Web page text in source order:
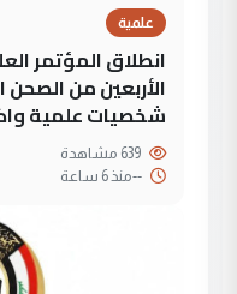
علمية
انطلاق المؤتمر
الأربعين من
شخصيات علمية
--منذ 6 ساعة